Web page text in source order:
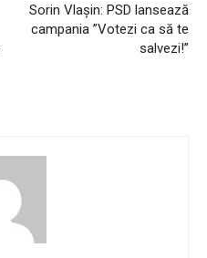
Sorin Vlașin: PSD lansează
campania ”Votezi ca să te
salvezi!”